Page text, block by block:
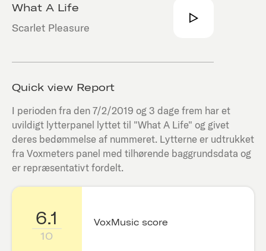
What A Life
Scarlet Pleasure
Quick view Report
I perioden fra den7/2/2019 og 3 dage frem har et
uvildigt lytterpanel lyttet til "What A Life" og givet
deres bedømmelse af nummeret. Lytterne er udtrukket
fra Voxmeters panel med tilhørende baggrundsdata og
er repræsentativt fordelt.
6.1
10
VoxMusic score